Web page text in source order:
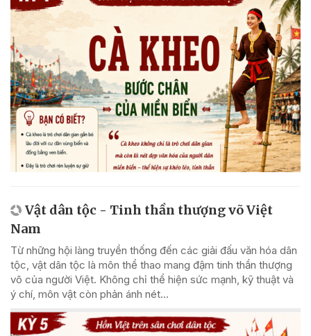
Vật dân tộc - Tinh thần thượng võ Việt
Nam
Từ những hội làng truyền thống đến các giải đấu văn hóa dân
tộc, vật dân tộc là môn thể thao mang đậm tinh thần thượng
võ của người Việt. Không chỉ thể hiện sức mạnh, kỹ thuật và
ý chí, môn vật còn phản ánh nét...